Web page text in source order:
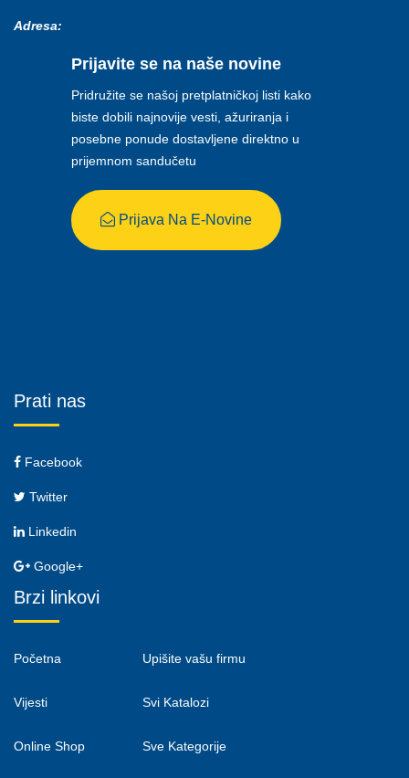
Adresa:
Prijavite se na naše novine
Pridružite se našoj pretplatničkoj listi kako
biste dobili najnovije vesti, ažuriranja i
posebne ponude dostavljene direktno u
prijemnom sandučetu
Prijava Na E-Novine
Prati nas
Facebook
Twitter
Linkedin
Google+
Brzi linkovi
Početna
Vijesti
Online Shop
Upišite vašu firmu
Svi Katalozi
Sve Kategorije